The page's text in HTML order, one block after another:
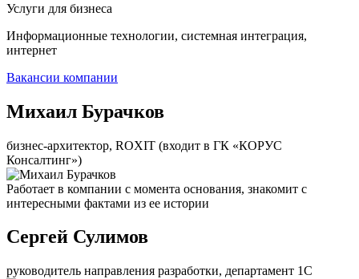
Услуги для бизнеса
Информационные технологии, системная интеграция,
интернет
Вакансии компании
Михаил Бурачков
бизнес-архитектор, ROXIT (входит в ГК «КОРУС
Консалтинг»)
Работает в компании с момента основания, знакомит с
интересными фактами из ее истории
Сергей Сулимов
руководитель направления разработки, департамент 1С